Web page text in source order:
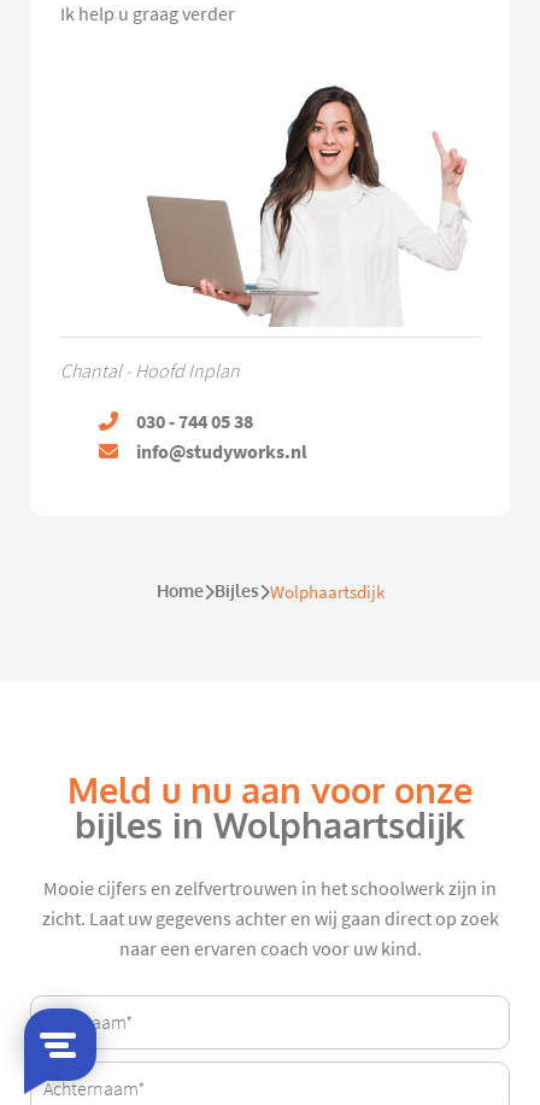
Ik help u graag verder
Chantal - Hoofd Inplan
030 - 744 05 38
info@studyworks.nl
Home Bijles Wolphaartsdijk
Meld u nu aan voor onze
bijles in Wolphaartsdijk
Mooie cijfers en zelfvertrouwen in het schoolwerk zijn in
zicht. Laat uw gegevens achter en wij gaan direct op zoek
naar een ervaren coach voor uw kind.